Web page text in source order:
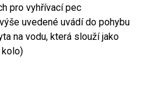
pro vyhřívací pec
uvedené uvádí do pohybu
na vodu, která slouží jako